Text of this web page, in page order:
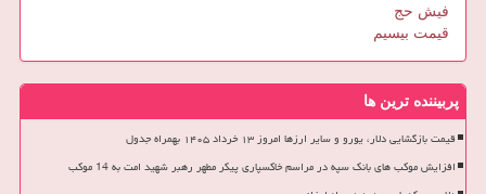
فیش حج
قیمت بیسیم
پربیننده ترین ها
قیمت بازگشایی دلار، یورو و سایر ارزها امروز ۱۳ خرداد ۱۴۰۵ بهمراه جدول
افزایش موکب های بانک سپه در مراسم خاکسپاری پیکر مطهر رهبر شهید امت به 14 موکب